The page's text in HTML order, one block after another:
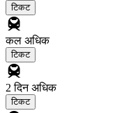
टिकट
कल अधिक
टिकट
2 दिनअधिक
टिकट